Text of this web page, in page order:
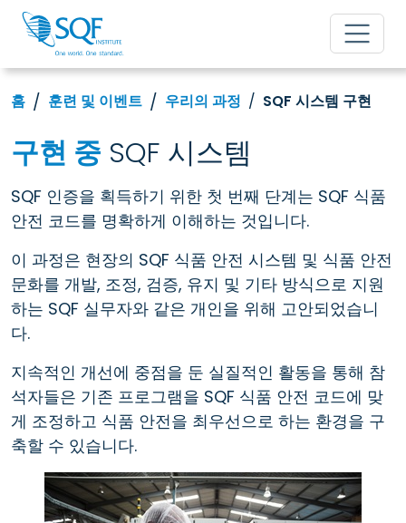
홈 훈련 및 이벤트 우리의 과정 SQF 시스템 구현
구현 중 SQF 시스템
SQF 인증을 획득하기 위한 첫 번째 단계는 SQF 식품
안전 코드를 명확하게 이해하는 것입니다.
이 과정은 현장의 SQF 식품 안전 시스템 및 식품 안전
문화를 개발, 조정, 검증, 유지 및 기타 방식으로 지원
하는 SQF 실무자와 같은 개인을 위해 고안되었습니
다.
지속적인 개선에 중점을 둔 실질적인 활동을 통해 참
석자들은 기존 프로그램을 SQF 식품 안전 코드에 맞
게 조정하고 식품 안전을 최우선으로 하는 환경을 구
축할 수 있습니다.